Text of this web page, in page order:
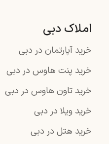
املاک دبی
خرید آپارتمان در دبی
خرید پنت هاوس در دبی
خرید تاون هاوس در دبی
خرید ویلا در دبی
خرید هتل در دبی